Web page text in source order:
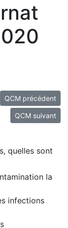
QCM précédent
QCM suivant
quelles sont
la
infections